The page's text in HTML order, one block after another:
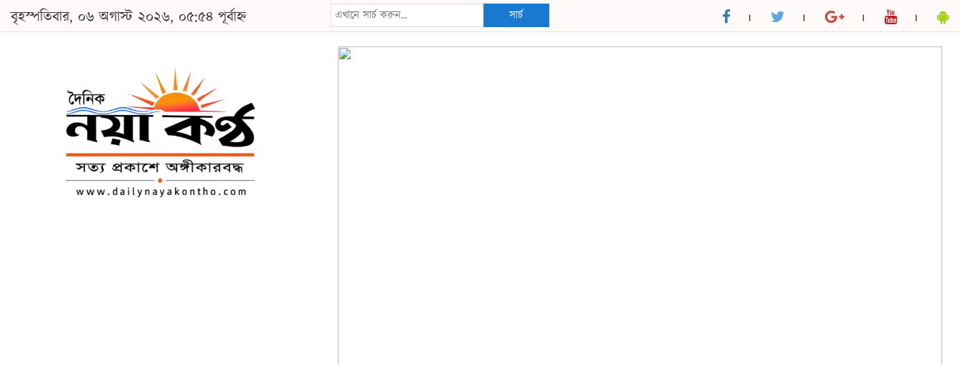
বৃহস্পতিবার, ০৬ অগাস্ট ২০২৬, ০৫:৫৪ পূর্বাহ্ন সার্চ